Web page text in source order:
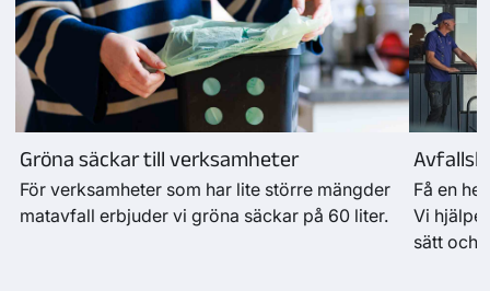
Gröna säckar till verksamheter
För verksamheter som har lite större mängder
matavfall erbjuder vi gröna säckar på 60 liter.
Få en
Vi
sätt och